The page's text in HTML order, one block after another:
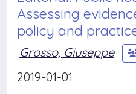
Assessing
policy and
Grosso, Giuseppe
2019-01-01